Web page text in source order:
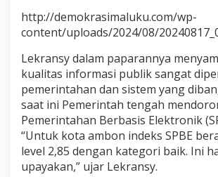
e
l
s
k
a
n
T
e
n
a
n
http://demokrasimaluku.com/wp-
content/uploads/2024/08/
Lekransy dalam paparannya
kualitas informasi publik sangat
pemerintahan dan sistem yang
saat ini Pemerintah tengah
Pemerintahan Berbasis Elektronik
“Untuk kota ambon indeks SPBE
level 2,85 dengan kategori baik. Ini
upayakan,” ujar Lekransy.